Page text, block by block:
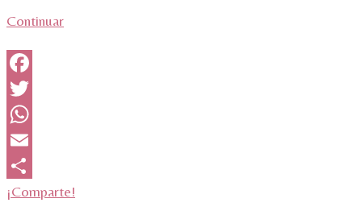
Continuar
Facebook
Twitter
WhatsApp
Email
¡Comparte!